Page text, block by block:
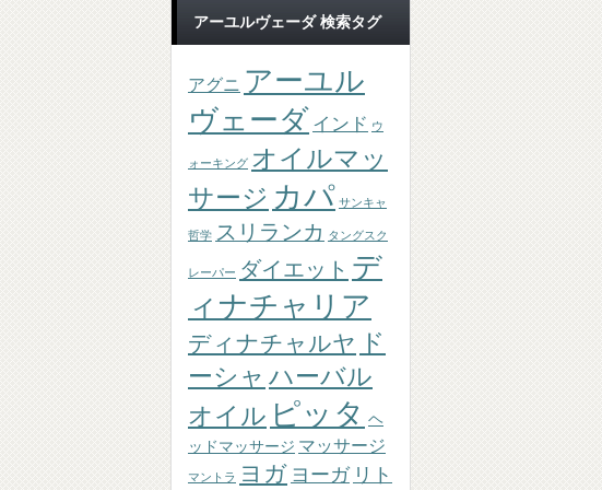
アーユルヴェーダ 検索タグ
アグニ アーユル
ヴェーダ インド ウ
ォーキング オイルマッ
サージ カパ サンキャ
哲学 スリランカ タングスク
レーパー ダイエット デ
ィナチャリア
ディナチャルヤ ド
ーシャ ハーバル
オイル ピッタ ヘ
ッドマッサージ マッサージ
マントラ ヨガ ヨーガ リト